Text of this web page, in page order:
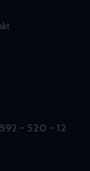
- 520 - 12